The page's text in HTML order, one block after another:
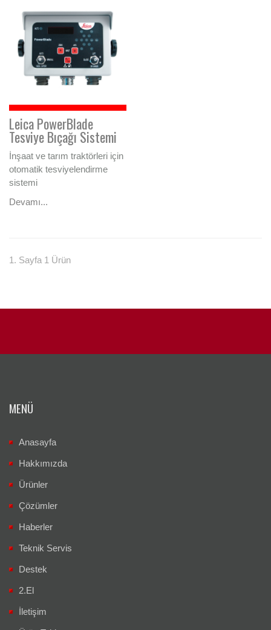
Leica PowerBlade
Tesviye Bıçağı Sistemi
İnşaat ve tarım traktörleri için
otomatik tesviyelendirme
sistemi
Devamı...
1. Sayfa 1 Ürün
MENÜ
Anasayfa
Hakkımızda
Ürünler
Çözümler
Haberler
Teknik Servis
Destek
2.El
İletişim